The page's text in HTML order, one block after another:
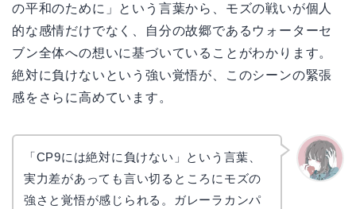
の平和のために」という言葉から、モズの戦いが個人
的な感情だけでなく、自分の故郷であるウォーターセ
ブン全体への想いに基づいていることがわかります。
絶対に負けないという強い覚悟が、このシーンの緊張
感をさらに高めています。
「CP9には絶対に負けない」という言葉、
実力差があっても言い切るところにモズの
強さと覚悟が感じられる。ガレーラカンパ